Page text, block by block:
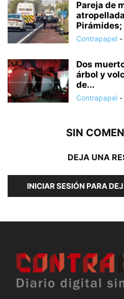
Pareja de
Contrapapel -
Dos
árbol y
de...
Contrapapel -
SIN
DEJA UNA
INICIAR SESIÓN PARA